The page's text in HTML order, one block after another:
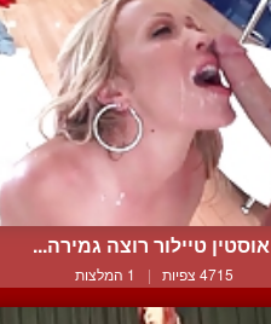
אוסטין טיילור רוצה גמירה...
4715 צפיות | 1 המלצות